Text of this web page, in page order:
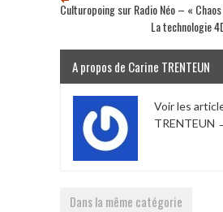
Culturopoing sur Radio Néo – «
La technologie
A propos de Carine TRENTEUN
Voir les
TRENTEUN
Dans la même catégorie